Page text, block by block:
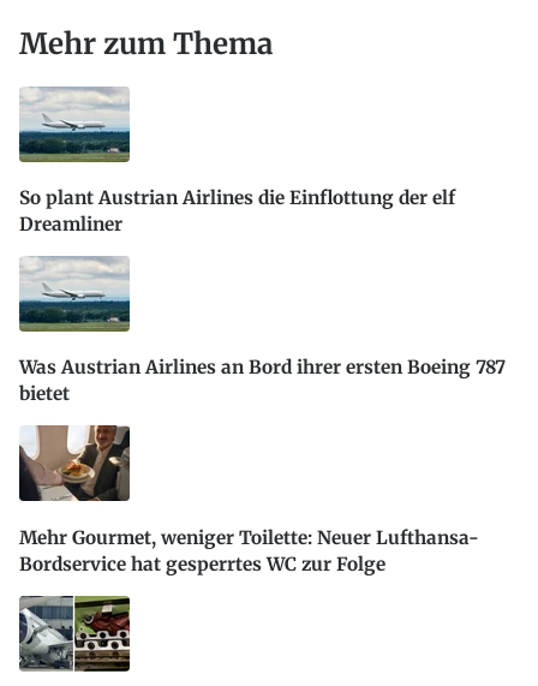
Mehr zum Thema
So plant Austrian Airlines die Einflottung der elf
Dreamliner
Was Austrian Airlines an Bord ihrer ersten Boeing 787
bietet
Mehr Gourmet, weniger Toilette: Neuer Lufthansa-
Bordservice hat gesperrtes WC zur Folge